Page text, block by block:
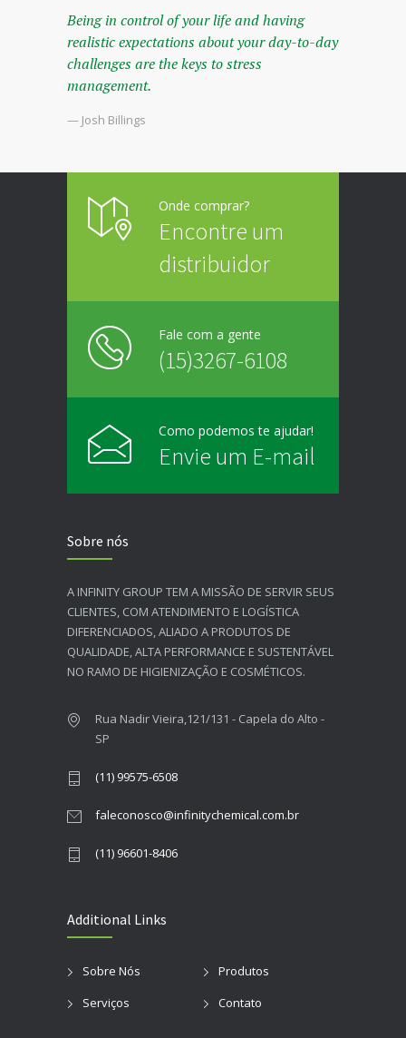
Being in control of your life and having
realistic expectations about your day-to-day
challenges are the keys to stress
management.
— Josh Billings
Onde comprar?
Encontre um
distribuidor
Fale com a gente
(15)3267-6108
Como podemos te ajudar!
Envie um E-mail
Sobre nós
A INFINITY GROUP TEM A MISSÃO DE SERVIR SEUS
CLIENTES, COM ATENDIMENTO E LOGÍSTICA
DIFERENCIADOS, ALIADO A PRODUTOS DE
QUALIDADE, ALTA PERFORMANCE E SUSTENTÁVEL
NO RAMO DE HIGIENIZAÇÃO E COSMÉTICOS.​
Rua Nadir Vieira,121/131 - Capela do Alto -
SP
(11) 99575-6508
faleconosco@infinitychemical.com.br
(11) 96601-8406
Additional Links
Sobre Nós
Produtos
Serviços
Contato